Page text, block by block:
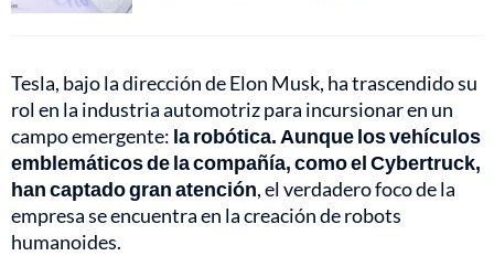
Tesla, bajo la dirección de Elon Musk, ha trascendido su
rol en la industria automotriz para incursionar en un
campo emergente: la robótica. Aunque los vehículos
emblemáticos de la compañía, como el Cybertruck,
han captado gran atención, el verdadero foco de la
empresa se encuentra en la creación de robots
humanoides.